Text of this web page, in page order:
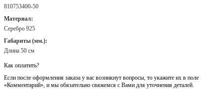
810753400-50
Материал:
Серебро 925
Габариты (мм.):
Длина 50 см
Как оплатить?
Если после оформления заказа у вас возникнут вопросы, то укажите их в поле
«Комментарий», и мы обязательно свяжемся с Вами для уточнения деталей.